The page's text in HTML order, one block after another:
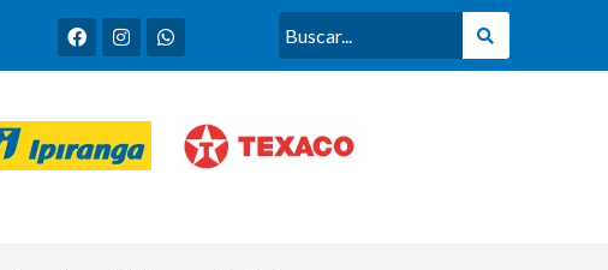
F
a
c
e
o
k
I
n
s
t
g
a
m
W
h
a
t